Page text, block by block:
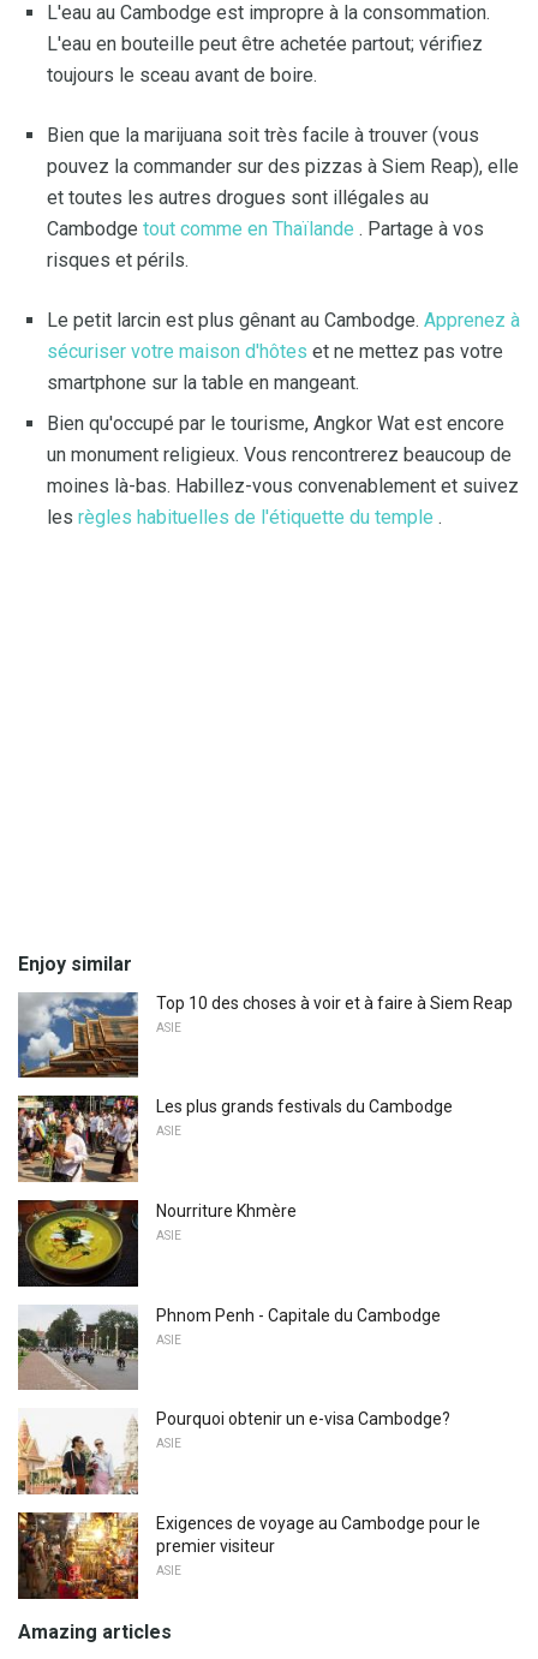
L'eau au Cambodge est impropre à la consommation.
L'eau en bouteille peut être achetée partout; vérifiez
toujours le sceau avant de boire.
Bien que la marijuana soit très facile à trouver (vous
pouvez la commander sur des pizzas à Siem Reap), elle
et toutes les autres drogues sont illégales au
Cambodge tout comme en Thaïlande . Partage à vos
risques et périls.
Le petit larcin est plus gênant au Cambodge. Apprenez à
sécuriser votre maison d'hôtes et ne mettez pas votre
smartphone sur la table en mangeant.
Bien qu'occupé par le tourisme, Angkor Wat est encore
un monument religieux. Vous rencontrerez beaucoup de
moines là-bas. Habillez-vous convenablement et suivez
les règles habituelles de l'étiquette du temple .
Enjoy similar
Top 10 des choses à voir et à faire à Siem Reap
ASIE
Les plus grands festivals du Cambodge
ASIE
Nourriture Khmère
ASIE
Phnom Penh - Capitale du Cambodge
ASIE
Pourquoi obtenir un e-visa Cambodge?
ASIE
Exigences de voyage au Cambodge pour le
premier visiteur
ASIE
Amazing articles